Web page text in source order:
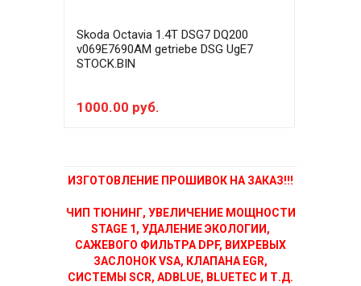
Skoda Octavia 1.4T DSG7 DQ200
v069E7690AM getriebe DSG UgE7
STOCK.BIN
1000.00 руб.
ИЗГОТОВЛЕНИЕ ПРОШИВОК НА ЗАКАЗ!!!
ЧИП ТЮНИНГ, УВЕЛИЧЕНИЕ МОЩНОСТИ
STAGE 1, УДАЛЕНИЕ ЭКОЛОГИИ,
САЖЕВОГО ФИЛЬТРА DPF, ВИХРЕВЫХ
ЗАСЛОНОК VSA, КЛАПАНА EGR,
СИСТЕМЫ SCR, ADBLUE, BLUETEC И Т.Д.